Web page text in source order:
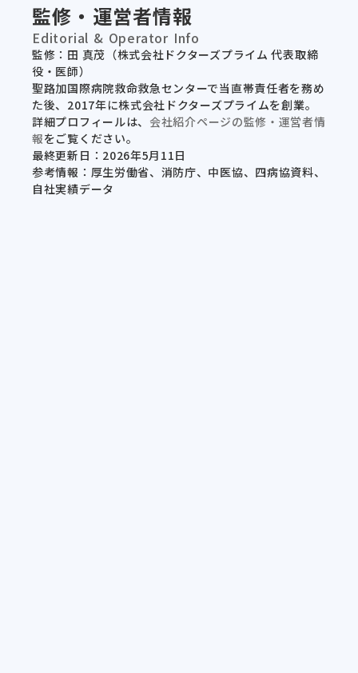
監修・運営者情報
Editorial & Operator Info
監修：田 真茂（株式会社ドクターズプライム 代表取締
役・医師）
聖路加国際病院救命救急センターで当直帯責任者を務め
た後、2017年に株式会社ドクターズプライムを創業。
詳細プロフィールは、 会社紹介ページの監修・運営者情
報をご覧ください。
最終更新日：2026年5月11日
参考情報：厚生労働省、消防庁、中医協、四病協資料、
自社実績データ